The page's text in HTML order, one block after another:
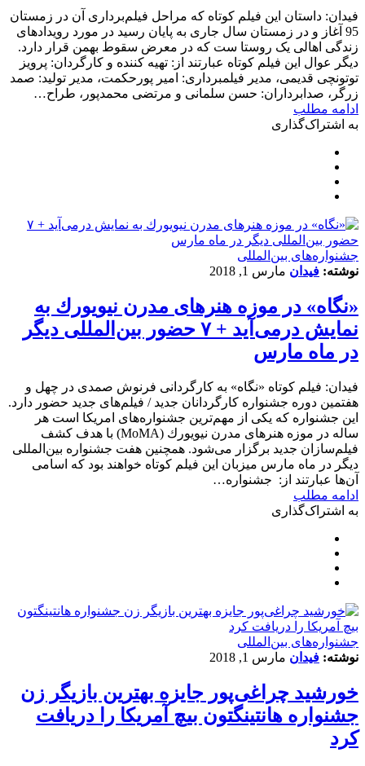
فیدان: داستان این فیلم کوتاه که مراحل فیلم‌برداری آن در زمستان
95 آغاز و در زمستان سال جاری به پایان رسید در مورد رویدادهای
زندگی اهالی یک روستا ست که در معرض سقوط بهمن قرار دارد.
دیگر عوال این فیلم کوتاه عبارتند از: تهیه کننده و کارگردان: پرویز
توتونچی قدیمی، مدیر فیلمبرداری: امیر پورحکمت، مدیر تولید: صمد
زرگر، صدابرداران: حسن سلمانی و مرتضی محمدپور، طراح…
ادامه مطلب
به اشتراک‌گذاری
‌‌جشنواره‌های بین‌المللی
نوشته: فیدان مارس 1, 2018
«نگاه» در موزه هنرهای مدرن نیویورك به
نمایش درمی‌آید + ٧ حضور بین‌المللی دیگر
در ماه مارس
فیدان: فیلم كوتاه «نگاه» به کارگردانی فرنوش صمدی در چهل و
هفتمین دوره جشنواره كارگردانان جدید / فیلم‌های جدید حضور دارد.
این جشنواره كه یكی از مهم‌ترین جشنواره‌های امریكا است هر
ساله در موزه هنرهای مدرن نیویورك (MoMA) با هدف كشف
فیلم‌سازان جدید برگزار می‌شود. همچنین هفت جشنواره بین‌المللی
دیگر در ماه مارس میزبان این فیلم کوتاه خواهند بود كه اسامی
آن‌ها عبارتند از: جشنواره…
ادامه مطلب
به اشتراک‌گذاری
‌‌جشنواره‌های بین‌المللی
نوشته: فیدان مارس 1, 2018
خورشید چراغی‌پور جایزه بهترین بازیگر زن
جشنواره هانتینگتون بیچ آمریکا را دریافت
کرد